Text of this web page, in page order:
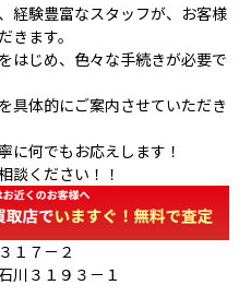
経験豊富なスタッフが、お客様
ます。
はじめ、色々な手続きが必要で
具体的にご案内させていただき
に何でもお応えします！
談ください！！
１７－２
川３１９３－１